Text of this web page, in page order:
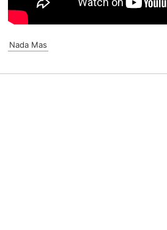
Nada Mas